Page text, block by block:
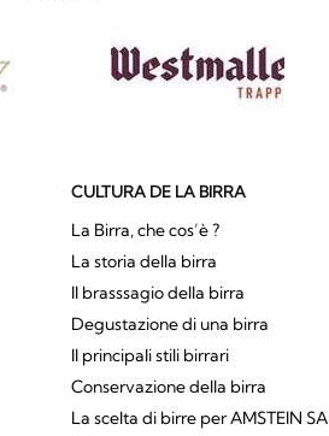
CULTURA DE LA BIRRA
La Birra, che cos’è ?
La storia della birra
Il brasssagio della birra
Degustazione di una birra
Il principali stili birrari
Conservazione della birra
La scelta di birre per AMSTEIN SA